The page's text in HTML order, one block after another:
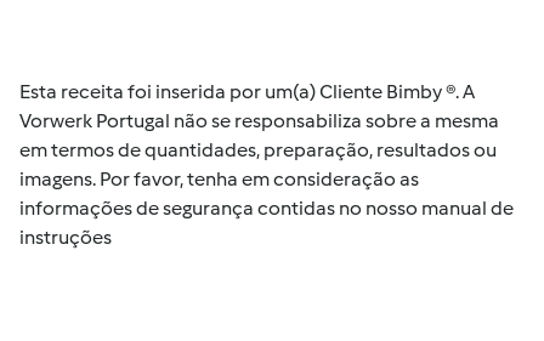
Esta receita foi inserida por um(a) Cliente Bimby ®. A
Vorwerk Portugal não se responsabiliza sobre a mesma
em termos de quantidades, preparação, resultados ou
imagens. Por favor, tenha em consideração as
informações de segurança contidas no nosso manual de
instruções